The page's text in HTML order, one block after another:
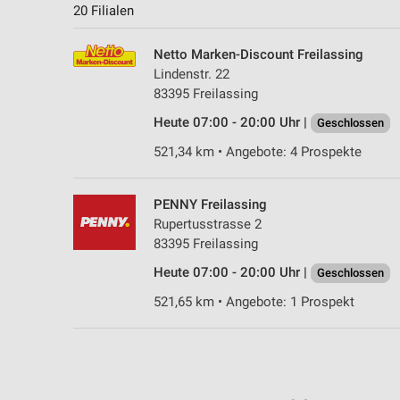
20 Filialen
Netto Marken-Discount Freilassing
Lindenstr. 22
83395 Freilassing
Heute 07:00 - 20:00 Uhr |
Geschlossen
521,34 km • Angebote: 4 Prospekte
PENNY Freilassing
Rupertusstrasse 2
83395 Freilassing
Heute 07:00 - 20:00 Uhr |
Geschlossen
521,65 km • Angebote: 1 Prospekt